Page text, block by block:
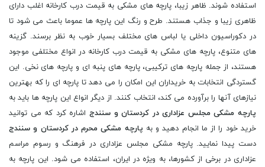
استفاده شوند. ظاهر زیبا، پارچه های مشکی به قیمت درب کارخانه اغلب دارای
ظاهری زیبا و جذاب هستند. طرح و رنگ این پارچه ها عموما باعث می شود تا
در دکوراسیون داخلی یا لباس های مختلف بسیار خوب به نظر برسند. گزینه
های متنوع، پارچه های مشکی به قیمت درب کارخانه در انواع مختلفی موجود
هستند، از جمله پارچه های ترکیبی، پارچه های پنبه ای و پارچه های نخی. این
گستردگی انتخابات به خریداران این امکان را می دهد تا پارچه ای را که بهترین
نیازهای آنها را برآورده می کند، انتخاب کنند. از دیگر انواع این پارچه ها باید به
پارچه مشکی مجلس عزاداری در کردستان و سنندج اشاره کرد که می توانید
خرید خود را از ما انجام دهید و به پارچه مشکی محرم در کردستان و سنندج
دست پیدا نمایید. پارچه مشکی مجلس عزاداری در فرهنگ و رسوم مراسم
عزاداری در برخی از کشورها، به ویژه در ایران، استفاده می شود. این پارچه به